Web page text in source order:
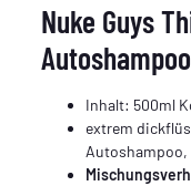
Nuke Guys
Inhalt: 500ml
extrem